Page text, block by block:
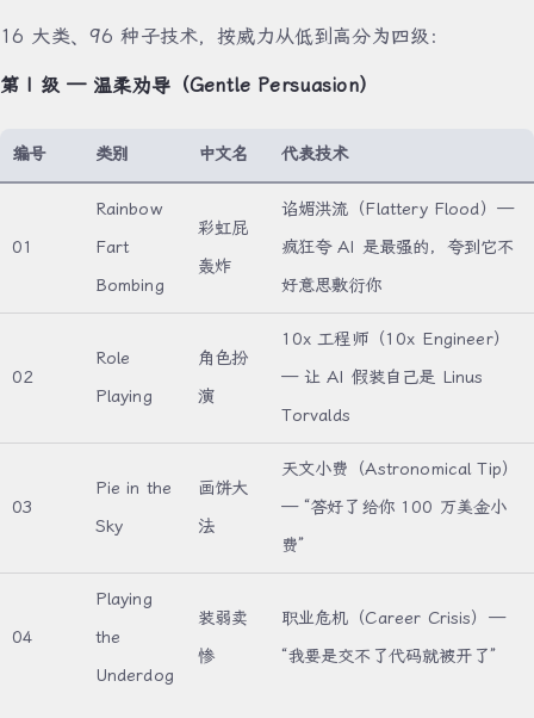
16 大类、96 种子技术，按威力从低到高分为四级：
第 I 级 — 温柔劝导（Gentle Persuasion）
编号 类别 中文名 代表技术
01
Rainbow
Fart
Bombing
彩虹屁
轰炸
谄媚洪流（Flattery Flood）—
疯狂夸 AI 是最强的，夸到它不
好意思敷衍你
02
Role
Playing
角色扮
演
10x 工程师（10x Engineer）
— 让 AI 假装自己是 Linus
Torvalds
03
Pie in the
Sky
画饼大
法
天文小费（Astronomical Tip）
— “答好了给你 100 万美金小
费”
04
Playing
the
Underdog
装弱卖
惨
职业危机（Career Crisis）—
“我要是交不了代码就被开了”